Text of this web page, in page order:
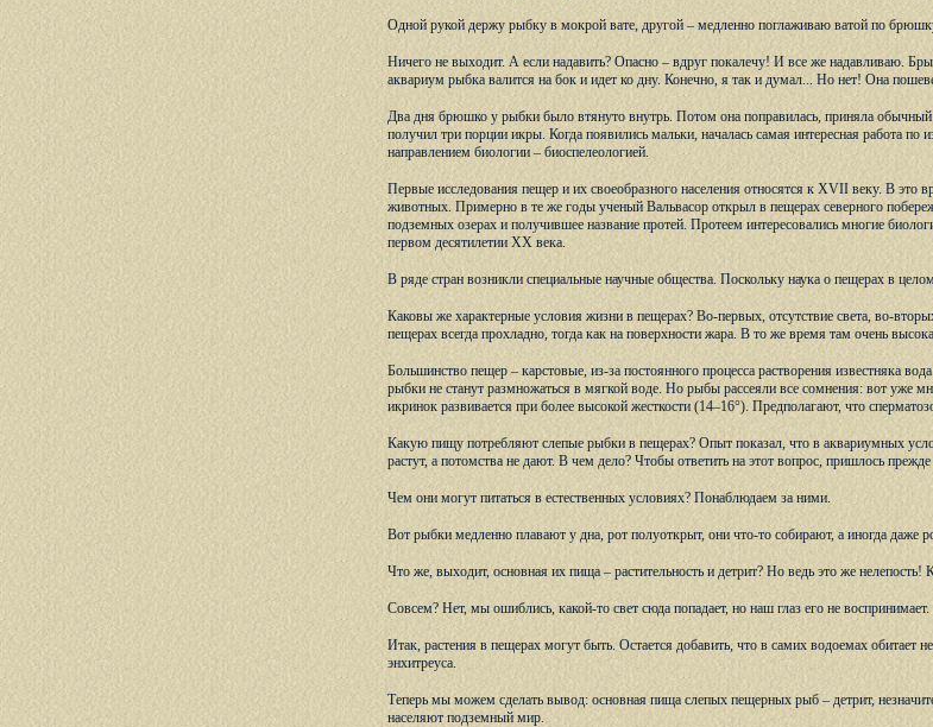
Одной рукой держу рыбку в мокрой вате, другой – медленно поглаживаю ватой по
Ничего не выходит. А если надавить? Опасно – вдруг покалечу! И все же надавливаю.
аквариум рыбка валится на бок и идет ко дну. Конечно, я так и думал... Но нет! Она
Два дня брюшко у рыбки было втянуто внутрь. Потом она поправилась, приняла
получил три порции икры. Когда появились мальки, началась самая интересная работа
направлением биологии – биоспелеологией.
Первые исследования пещер и их своеобразного населения относятся к XVII веку. В
животных. Примерно в те же годы ученый Вальвасор открыл в пещерах северного
подземных озерах и получившее название протей. Протеем интересовались многие
первом десятилетии XX века.
В ряде стран возникли специальные научные общества. Поскольку наука о пещерах в
Каковы же характерные условия жизни в пещерах? Во-первых, отсутствие света, во-
пещерах всегда прохладно, тогда как на поверхности жара. В то же время там очень
Большинство пещер – карстовые, из-за постоянного процесса растворения известняка
рыбки не станут размножаться в мягкой воде. Но рыбы рассеяли все сомнения: вот уже
икринок развивается при более высокой жесткости (14–16°). Предполагают, что
Какую пищу потребляют слепые рыбки в пещерах? Опыт показал, что в аквариумных
растут, а потомства не дают. В чем дело? Чтобы ответить на этот вопрос, пришлось
Чем они могут питаться в естественных условиях? Понаблюдаем за ними.
Вот рыбки медленно плавают у дна, рот полуоткрыт, они что-то собирают, а иногда даже
Что же, выходит, основная их пища – растительность и детрит? Но ведь это же
Совсем? Нет, мы ошиблись, какой-то свет сюда попадает, но наш глаз его не воспринимает.
Итак, растения в пещерах могут быть. Остается добавить, что в самих водоемах обитает
энхитреуса.
Теперь мы можем сделать вывод: основная пища слепых пещерных рыб – детрит,
населяют подземный мир.